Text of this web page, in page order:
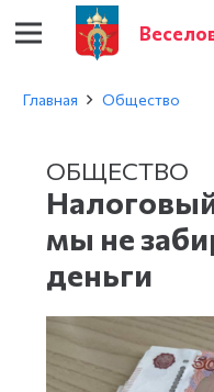
Главная Общество
ОБЩЕСТВО
мы не
деньги